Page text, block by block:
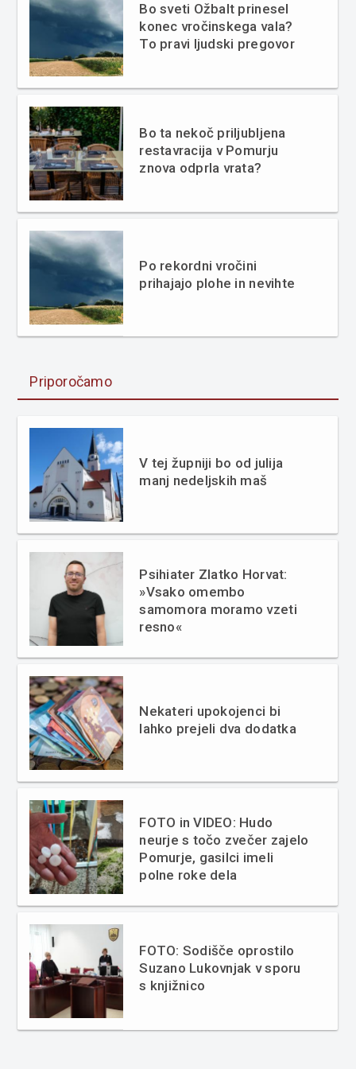
Bo sveti Ožbalt prinesel
konec vročinskega vala?
To pravi ljudski pregovor
Bo ta nekoč priljubljena
restavracija v Pomurju
znova odprla vrata?
Po rekordni vročini
prihajajo plohe in nevihte
Priporočamo
V tej župniji bo od julija
manj nedeljskih maš
Psihiater Zlatko Horvat:
»Vsako omembo
samomora moramo vzeti
resno«
Nekateri upokojenci bi
lahko prejeli dva dodatka
FOTO in VIDEO: Hudo
neurje s točo zvečer zajelo
Pomurje, gasilci imeli
polne roke dela
FOTO: Sodišče oprostilo
Suzano Lukovnjak v sporu
s knjižnico